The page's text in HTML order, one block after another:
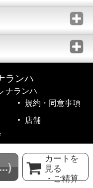
カートを
見る
・ご精算
ランハ
ナランハ
規約・同意事項
店舗
Rights Reserved.